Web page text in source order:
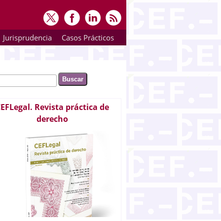
Jurisprudencia Casos Prácticos
de búsqueda
Revista práctica de
derecho